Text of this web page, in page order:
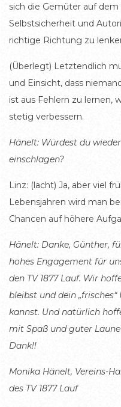
sich die Gemüter auf
Selbstsicherheit und
richtige Richtung zu
(Überlegt) Letztendlich
und Einsicht, dass
ist aus Fehlern zu lernen,
stetig verbessern.
Hänelt: Würdest du
einschlagen?
Linz: (lacht) Ja, aber viel
Lebensjahren wird man
Chancen auf höhere
Hänelt: Danke, Günther,
hohes Engagement für
den TV 1877 Lauf. Wir
bleibst und dein
kannst. Und natürlich
mit Spaß und guter
Dank!!
Monika Hänelt, Vereins-
des TV 1877 Lauf